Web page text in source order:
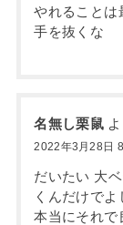
やれることは
手を抜くな
名無し栗鼠
2022年3月28日
だいたい 大
くんだけでよ
本当にそれで